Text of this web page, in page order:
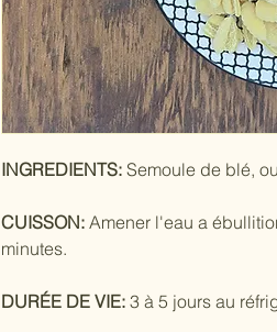
INGREDIENTS: Semoule de blé,
CUISSON: Amener l'eau a
minutes.
DURÉE DE VIE: 3 à 5 jours au